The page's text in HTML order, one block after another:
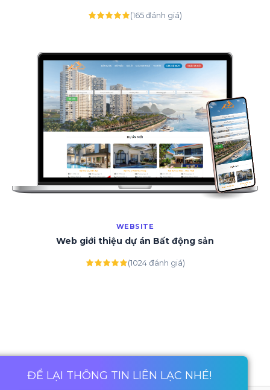
(165 đánh giá)
WEBSITE
Web giới thiệu dự án Bất động sản
(1024 đánh giá)
ĐỂ LẠI THÔNG TIN LIÊN LẠC NHÉ!